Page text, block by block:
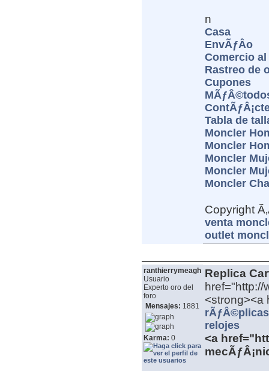
n
Casa
EnvÃƒÂ­o
Comercio
Rastreo de
Cupones
Tabla de
Moncler
Moncler
Moncler
Moncler
Moncler
Copyright
venta
outlet
ranthierrymeagh
Usuario
Experto oro del
foro
Mensajes: 1881
Karma: 0
Replica
<strong><a
relojes
<a